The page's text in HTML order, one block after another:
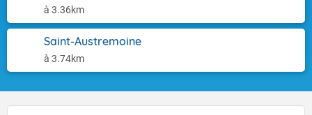
à 3.36km
Saint-Austremoine
à 3.74km